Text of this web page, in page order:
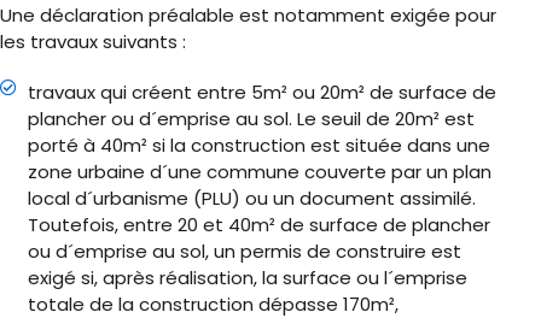
Une déclaration préalable est notamment exigée pour
les travaux suivants :
travaux qui créent entre 5m² ou 20m² de surface de
plancher ou d´emprise au sol. Le seuil de 20m² est
porté à 40m² si la construction est située dans une
zone urbaine d´une commune couverte par un plan
local d´urbanisme (PLU) ou un document assimilé.
Toutefois, entre 20 et 40m² de surface de plancher
ou d´emprise au sol, un permis de construire est
exigé si, après réalisation, la surface ou l´emprise
totale de la construction dépasse 170m²,